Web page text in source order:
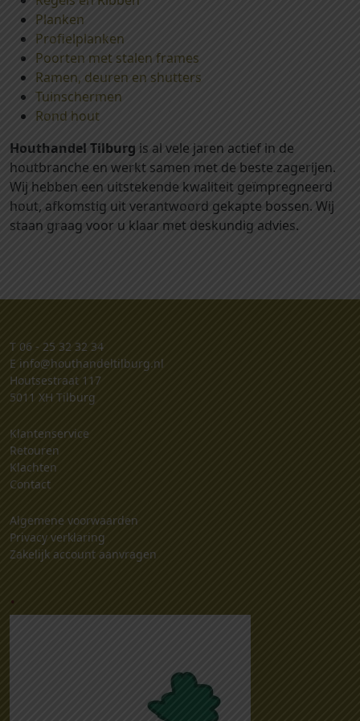
Planken
Profielplanken
Poorten met stalen frames
Ramen, deuren en shutters
Tuinschermen
Rond hout
Houthandel Tilburg is al vele jaren actief in de
houtbranche en werkt samen met de beste zagerijen.
Wij hebben een uitstekende kwaliteit geïmpregneerd
hout, afkomstig uit verantwoord gekapte bossen. Wij
staan graag voor u klaar met deskundig advies.
T 06 - 25 32 32 34
E info@houthandeltilburg.nl
Houtsestraat 117
5011 XH Tilburg
Klantenservice
Retouren
Klachten
Contact
Algemene voorwaarden
Privacy verklaring
Zakelijk account aanvragen
.